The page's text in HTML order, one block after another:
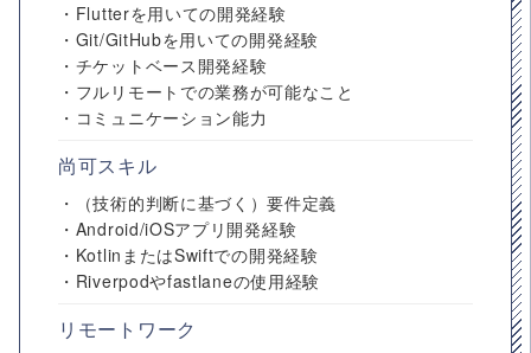
・Flutterを用いての開発経験
・Git/GitHubを用いての開発経験
・チケットベース開発経験
・フルリモートでの業務が可能なこと
・コミュニケーション能力
尚可スキル
・（技術的判断に基づく）要件定義
・Android/iOSアプリ開発経験
・KotlinまたはSwiftでの開発経験
・Riverpodやfastlaneの使用経験
リモートワーク